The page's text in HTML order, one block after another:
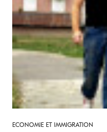
ECONOMIE ET IMMIGRATION